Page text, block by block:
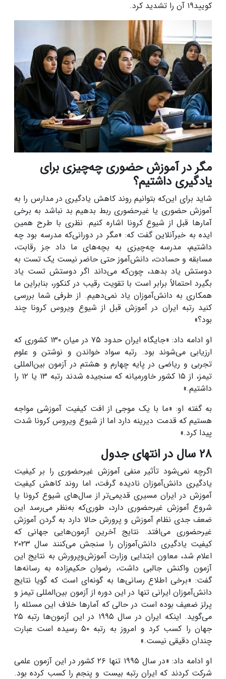
کویید۱۹ آن را تشدید کرد.
مگر در آموزش حضوری چه‌چیزی برای
یادگیری داشتیم؟
شاید برای این‌که بتوانیم روند کاهش یادگیری در مدارس را به
آموزش حضوری یا غیرحضوری ربط بدهیم بد نباشد به برخی
آمارها قبل از شیوع کرونا اشاره کنیم. نظری با طرح همین
ایده به خبرآنلاین گفت که: «مگر در دورانی‌که مدرسه بود چه
داشتیم، مدرسه چه‌چیزی به بچه‌های ما داد جز رقابت،
مسابقه و حسادت، دانش‌آموز حتی حاضر نیست یک تست به
دوستش یاد بدهد، چون‌که می‌داند اگر دوستش تست یاد
بگیرد احتمالاً برابر است با تقویت رقیب در کنکور، بنابراین ما
همکاری به دانش‌آموزان یاد نمی‌دهیم. از طرفی شما بررسی
کنید رتبه ایران در آموزش قبل از شیوع ویروس کرونا چند
بود؟»
او ادامه داد: «جایگاه ایران حدود ۷۵ در میان ۱۳۰ کشوری که
ارزیابی می‌شوند بود. رتبه سواد خواندن و نوشتن و علوم
تجربی و ریاضی در پایه چهارم و هشتم در آزمون بین‌المللی
تیمز، از ۱۵ کشور خاورمیانه که سنجیده شدند رتبه ۱۳ یا ۱۲ را
داشتیم.»
به گفته او: «ما با یک موجی از افت کیفیت آموزشی مواجه
هستیم که قدمت دیرینه دارد اما از شیوع ویروس کرونا شدت
پیدا کرد.»
۲۸ سال در انتهای جدول
اگرچه نمی‌شود تأثیر منفی آموزش غیرحضوری را بر کیفیت
یادگیری دانش‌آموزان نادیده گرفت، اما روند کاهش کیفیت
آموزش در ایران مسیری قدیمی‌تر از سال‌های شیوع کرونا یا
شروع آموزش غیرحضوری دارد، طوری‌که به‌نظر می‌رسد این
ضعف جدی نظام آموزش و پرورش حالا دارد به گردن آموزش
غیرحضوری می‌افتد. نتایج آخرین آزمون‌هایی جهانی که
کیفیت یادگیری دانش‌آموزان را سنجش می‌کنند سال ۲۰۲۳
اعلام شد، معاون ابتدایی وزارت آموزش‌وپرورش به نتایج این
آزمون واکنش جالبی داشت، رضوان حکیم‌زاده به رسانه‌ها
گفت: «برخی اطلاع رسانی‌ها به گونه‌ای است که گویا نتایج
دانش‌آموزان ایرانی تنها در این دوره از آزمون بین‌المللی تیمز و
پرلز ضعیف بوده است در حالی که آمارها خلاف این مسئله را
می‌گوید. اینکه ایران در سال ۱۹۹۵ در این آزمون‌ها رتبه ۲۵
جهان را کسب کرد و امروز به رتبه ۵۰ رسیده است عبارت
چندان دقیقی نیست.»
او ادامه داد: «در سال ۱۹۹۵ تنها ۲۶ کشور در این آزمون علمی
شرکت کردند که ایران رتبه بیست و پنجم را کسب کرده بود.